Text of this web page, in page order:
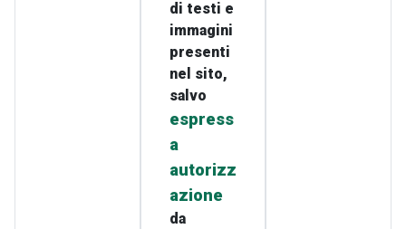
di testi e
immagini
presenti
nel sito,
salvo
espress
a
autorizz
azione
da